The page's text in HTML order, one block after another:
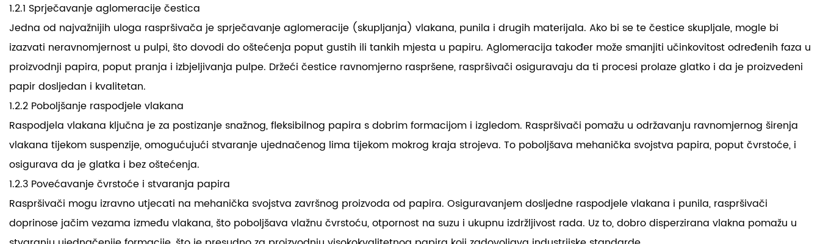
1.2.1 Sprječavanje aglomeracije čestica
Jedna od najvažnijih uloga raspršivača je sprječavanje aglomeracije (skupljanja) vlakana, punila i drugih materijala. Ako bi se te čestice skupljale, mogle bi
izazvati neravnomjernost u pulpi, što dovodi do oštećenja poput gustih ili tankih mjesta u papiru. Aglomeracija također može smanjiti učinkovitost određenih faza u
proizvodnji papira, poput pranja i izbjeljivanja pulpe. Držeći čestice ravnomjerno raspršene, raspršivači osiguravaju da ti procesi prolaze glatko i da je proizvedeni
papir dosljedan i kvalitetan.
1.2.2 Poboljšanje raspodjele vlakana
Raspodjela vlakana ključna je za postizanje snažnog, fleksibilnog papira s dobrim formacijom i izgledom. Raspršivači pomažu u održavanju ravnomjernog širenja
vlakana tijekom suspenzije, omogućujući stvaranje ujednačenog lima tijekom mokrog kraja strojeva. To poboljšava mehanička svojstva papira, poput čvrstoće, i
osigurava da je glatka i bez oštećenja.
1.2.3 Povećavanje čvrstoće i stvaranja papira
Raspršivači mogu izravno utjecati na mehanička svojstva završnog proizvoda od papira. Osiguravanjem dosljedne raspodjele vlakana i punila, raspršivači
doprinose jačim vezama između vlakana, što poboljšava vlažnu čvrstoću, otpornost na suzu i ukupnu izdržljivost rada. Uz to, dobro disperzirana vlakna pomažu u